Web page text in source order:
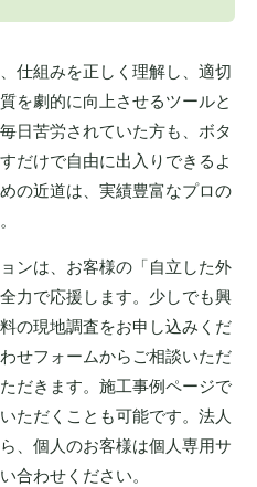
仕組みを正しく理解し、適切
を劇的に向上させるツールと
日苦労されていた方も、ボタ
だけで自由に出入りできるよ
の近道は、実績豊富なプロの
ンは、お客様の「自立した外
力で応援します。少しでも興
の現地調査をお申し込みくだ
せフォームからご相談いただ
だきます。施工事例ページで
ただくことも可能です。法人
、個人のお客様は個人専用サ
合わせください。